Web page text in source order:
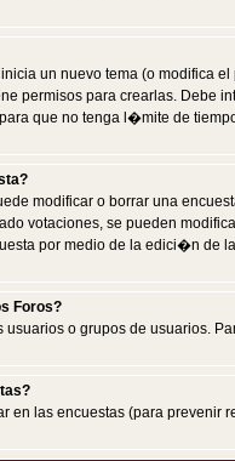
un nuevo tema (o modifica
permisos para crearlas.
que no tenga l�mite de
modificar o borrar una
votaciones, se pueden
por medio de la edici�n de
Foros?
o grupos de usuarios.
las encuestas (para prevenir